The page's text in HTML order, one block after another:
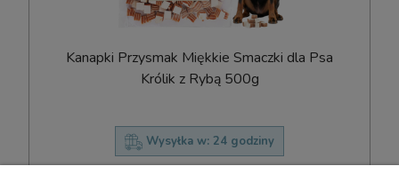
Kanapki Przysmak Miękkie Smaczki dla Psa
Królik z Rybą 500g
Wysyłka w: 24 godziny